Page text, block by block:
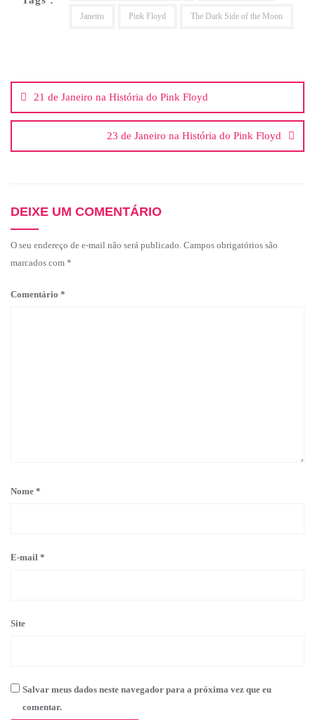
Janeiro Pink Floyd The Dark Side of the Moon
21 de Janeiro na História do Pink Floyd
23 de Janeiro na História do Pink Floyd
DEIXE UM COMENTÁRIO
O seu endereço de e-mail não será publicado. Campos obrigatórios são
marcados com *
Comentário *
Nome *
E-mail *
Site
Salvar meus dados neste navegador para a próxima vez que eu
comentar.